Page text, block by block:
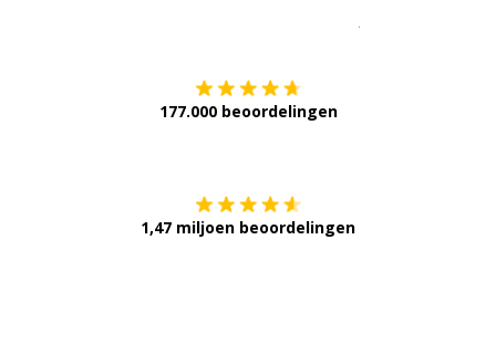
177.000 beoordelingen
1,47 miljoen beoordelingen